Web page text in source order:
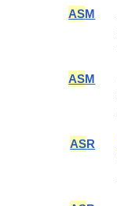
ASM
ASM
ASR